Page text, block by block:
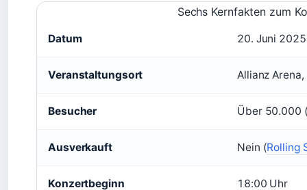
Sechs Kernfakten zum
Datum 20. Juni 2025
Veranstaltungsort Allianz
Besucher Über 50.000
Ausverkauft Nein (Rolling
Konzertbeginn 18:00 Uhr